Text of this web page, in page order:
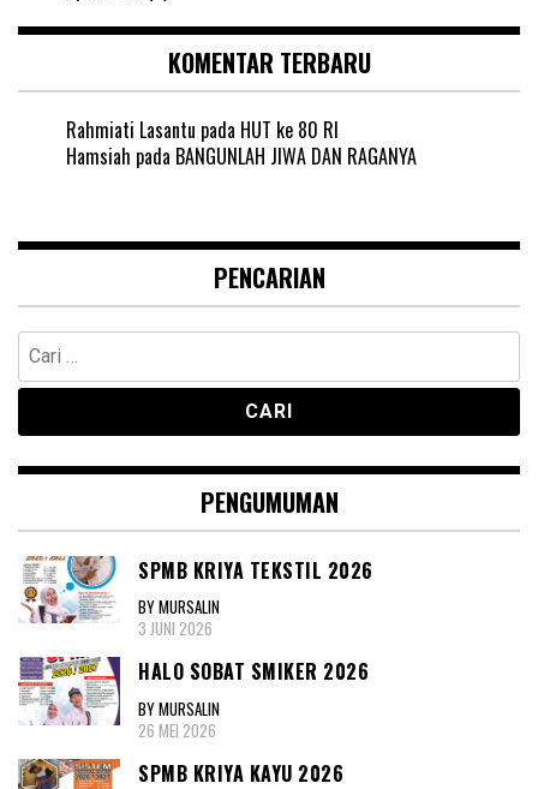
KOMENTAR TERBARU
Rahmiati Lasantu pada HUT ke 80 RI
Hamsiah pada BANGUNLAH JIWA DAN RAGANYA
PENCARIAN
Cari
untuk:
PENGUMUMAN
SPMB KRIYA TEKSTIL 2026
BY MURSALIN
3 JUNI 2026
HALO SOBAT SMIKER 2026
BY MURSALIN
26 MEI 2026
SPMB KRIYA KAYU 2026